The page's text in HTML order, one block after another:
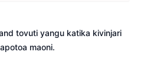
tovuti yangu katika kivinjari
maoni.